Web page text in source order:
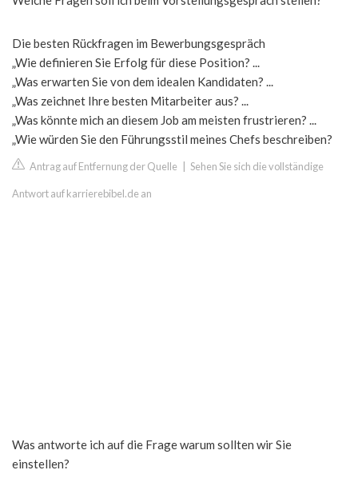
Die besten Rückfragen im Bewerbungsgespräch
„Wie definieren Sie Erfolg für diese Position? ...
„Was erwarten Sie von dem idealen Kandidaten? ...
„Was zeichnet Ihre besten Mitarbeiter aus? ...
„Was könnte mich an diesem Job am meisten frustrieren? ...
„Wie würden Sie den Führungsstil meines Chefs beschreiben?
Antrag auf Entfernung der Quelle Sehen Sie sich die vollständige
Antwort auf karrierebibel.de an
Was antworte ich auf die Frage warum sollten wir Sie
einstellen?